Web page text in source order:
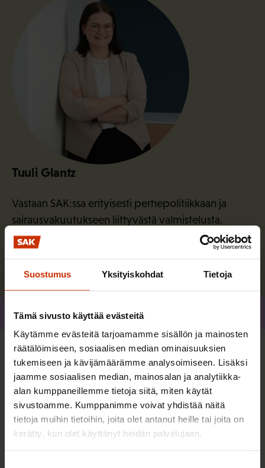
Suostumus Yksityiskohdat Tietoja
Tämä sivusto käyttää evästeitä
Käytämme evästeitä tarjoamamme sisällön ja mainosten
räätälöimiseen, sosiaalisen median ominaisuuksien
tukemiseen ja kävijämäärämme analysoimiseen. Lisäksi
jaamme sosiaalisen median, mainosalan ja analytiikka-
alan kumppaneillemme tietoja siitä, miten käytät
sivustoamme. Kumppanimme voivat yhdistää näitä
tietoja muihin tietoihin, joita olet antanut heille tai joita on
kerätty, kun olet käyttänyt heidän palvelujaan.
Tuuli Glantz
Vastaan SAK:ssa erityisesti perhepolitiikkaan ja
sairausvakuutukseen liittyvästä valmistelusta.
Jaa
Lisää kirjoittajalta
SOSIAALITURVA